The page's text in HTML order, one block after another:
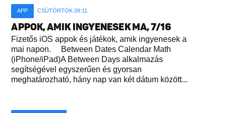
APP CSÜTÖRTÖK 09:11
APPOK, AMIK INGYENESEK MA, 7/16
Fizetős iOS appok és játékok, amik ingyenesek a
mai napon. Between Dates Calendar Math
(iPhone/iPad)A Between Days alkalmazás
segítségével egyszerűen és gyorsan
meghatározható, hány nap van két dátum között...